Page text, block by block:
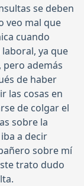
se deben
veo mal que
cuando
ya que
pero además
de haber
las cosas en
de colgar el
sobre la
a decir
sobre mí
trato dudo